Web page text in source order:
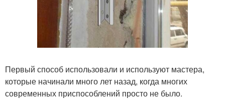
Первый способ использовали и используют мастера,
которые начинали много лет назад, когда многих
современных приспособлений просто не было.